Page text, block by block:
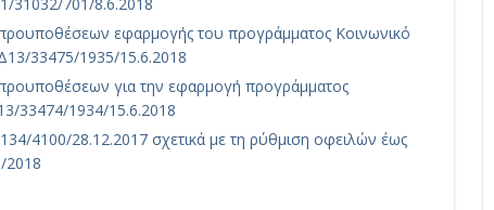
εφαρμογής του προγράμματος Κοινωνικό
33475/1935/15.6.2018
για την εφαρμογή προγράμματος
33474/1934/15.6.2018
4100/28.12.2017 σχετικά με τη ρύθμιση οφειλών έως
2018